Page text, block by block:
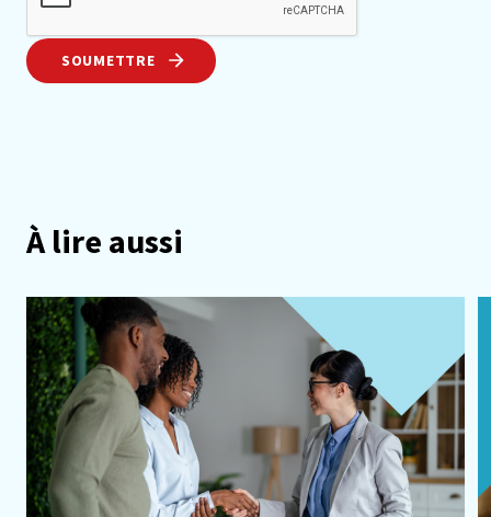
SOUMETTRE
À lire aussi